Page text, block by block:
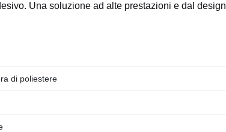
Una soluzione ad alte prestazioni e dal design
di poliestere